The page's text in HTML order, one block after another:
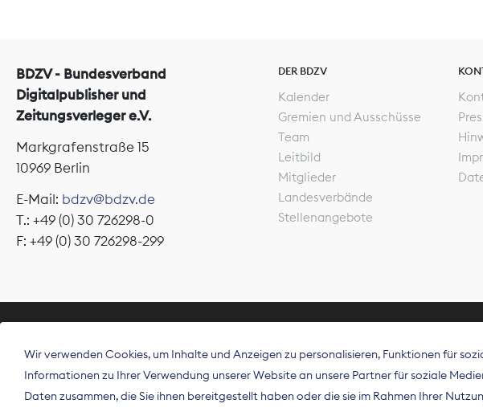
BDZV - Bundesverband
Digitalpublisher und
Zeitungsverleger e.V.
Markgrafenstraße 15
10969 Berlin
E-Mail: bdzv@bdzv.de
T.: +49 (0) 30 726298-0
F: +49 (0) 30 726298-299
DER BDZV
Kalender
Gremien und Ausschüsse
Team
Leitbild
Mitglieder
Landesverbände
Stellenangebote
Der Bundesverband
Spitzenorganisation die
Deutschland und auf EU-Ebene.
Wir verwenden Cookies, um Inhalte und Anzeigen zu personalisieren, Funktionen für
Informationen zu Ihrer Verwendung unserer Website an unsere Partner für soziale
Daten zusammen, die Sie ihnen bereitgestellt haben oder die sie im Rahmen Ihrer